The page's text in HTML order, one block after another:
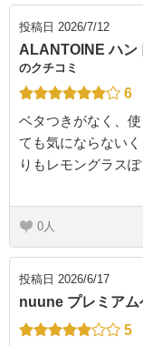
投稿日 2026/7/12
ALANTOINE ハン
のクチコミ
6
ベタつきがなく、
ても気にならない
りもレモングラスぽ
0
投稿日 2026/6/17
nuune プレミア
5